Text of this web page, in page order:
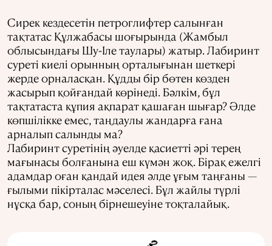
Сирек кездесетін петроглифтер салынған
тақтатас Құлжабасы шоғырында (Жамбыл
облысындағы Шу-Іле таулары) жатыр. Лабиринт
суреті киелі орынның орталығынан шеткері
жерде орналасқан. Құдды бір бөтен көзден
жасырып қойғандай көрінеді. Бәлкім, бұл
тақтатаста құпия ақпарат қашаған шығар? Әлде
көпшілікке емес, таңдаулы жандарға ғана
арналып салынды ма?
Лабиринт суретінің әуелде қасиетті әрі терең
мағынасы болғанына еш күмән жоқ. Бірақ ежелгі
адамдар оған қандай идея әлде ұғым таңғаны —
ғылыми пікірталас мәселесі. Бұл жайлы түрлі
нұсқа бар, соның бірнешеуіне тоқталайық.